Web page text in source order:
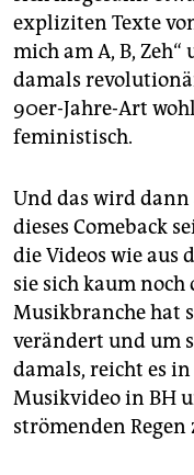
expliziten Texte
mich am A, B, Zeh“
damals
90er-Jahre-Art
feministisch.
Und das wird
dieses Comeback
die Videos wie aus
sie sich kaum noch
Musikbranche hat
verändert und um
damals, reicht es
Musikvideo in BH
strömenden Regen